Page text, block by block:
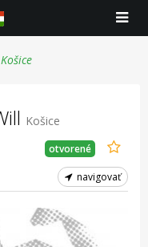
Košice
otvorené
navigovať